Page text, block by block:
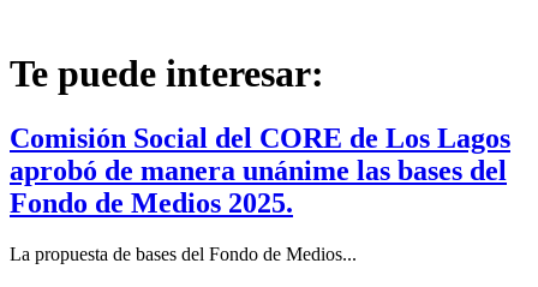
Te puede interesar:
Comisión Social del CORE de Los Lagos
aprobó de manera unánime las bases del
Fondo de Medios 2025.
La propuesta de bases del Fondo de Medios...